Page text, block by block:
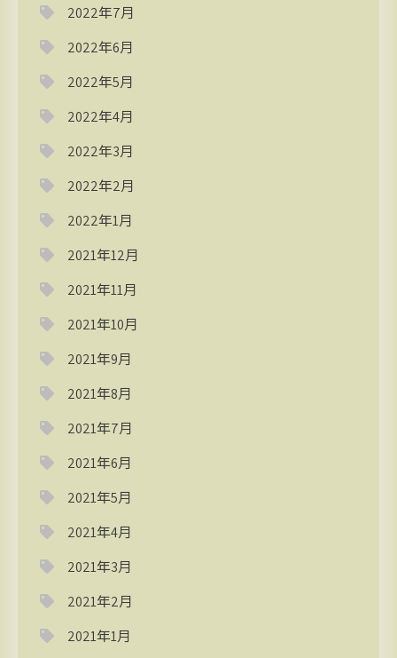
2022年7月
2022年6月
2022年5月
2022年4月
2022年3月
2022年2月
2022年1月
2021年12月
2021年11月
2021年10月
2021年9月
2021年8月
2021年7月
2021年6月
2021年5月
2021年4月
2021年3月
2021年2月
2021年1月